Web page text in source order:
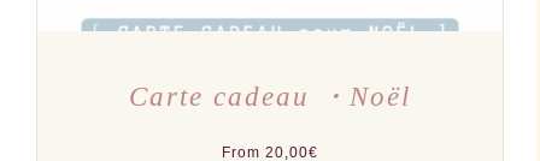
PRODUIT
Carte cadeau ・Noël
From 20,00€